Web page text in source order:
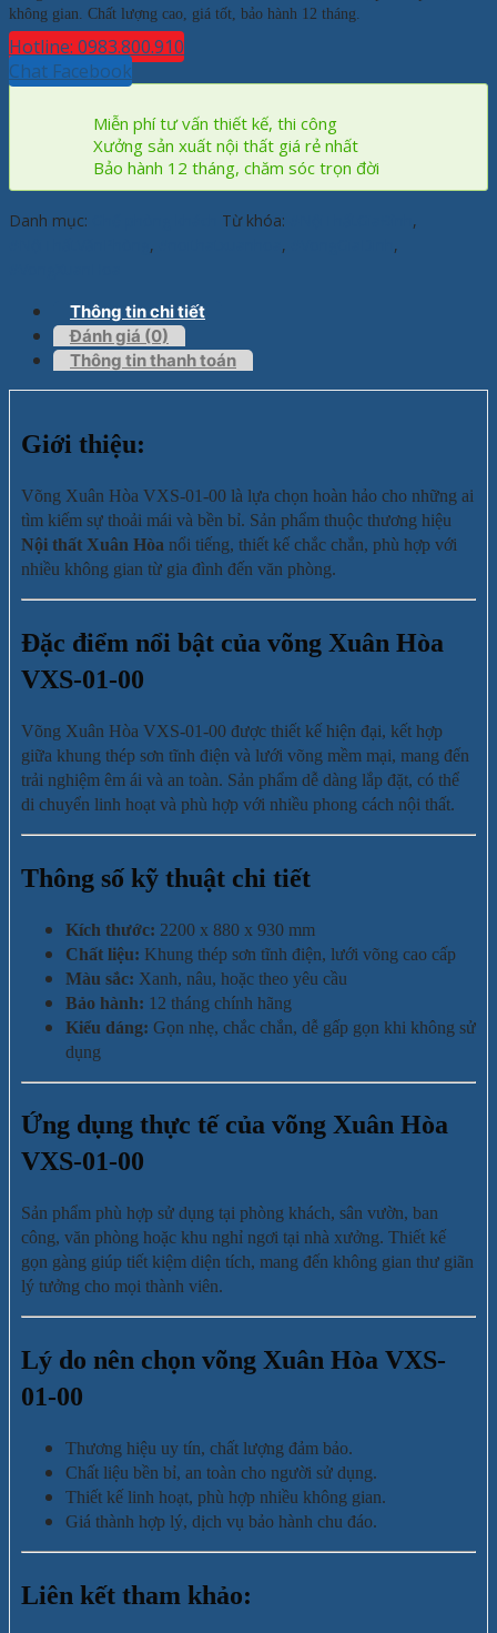
không gian. Chất lượng cao, giá tốt, bảo hành 12 tháng.
Hotline: 0983.800.910
Chat Facebook
Miễn phí tư vấn thiết kế, thi công
Xưởng sản xuất nội thất giá rẻ nhất
Bảo hành 12 tháng, chăm sóc trọn đời
Danh mục: Từ khóa:
,
, ,
,
Thông tin chi tiết
Đánh giá (0)
Thông tin thanh toán
Giới thiệu:
Võng Xuân Hòa VXS-01-00 là lựa chọn hoàn hảo cho những ai
tìm kiếm sự thoải mái và bền bỉ. Sản phẩm thuộc thương hiệu
Nội thất Xuân Hòa nổi tiếng, thiết kế chắc chắn, phù hợp với
nhiều không gian từ gia đình đến văn phòng.
Đặc điểm nổi bật của võng Xuân Hòa
VXS-01-00
Võng Xuân Hòa VXS-01-00 được thiết kế hiện đại, kết hợp
giữa khung thép sơn tĩnh điện và lưới võng mềm mại, mang đến
trải nghiệm êm ái và an toàn. Sản phẩm dễ dàng lắp đặt, có thể
di chuyển linh hoạt và phù hợp với nhiều phong cách nội thất.
Thông số kỹ thuật chi tiết
Kích thước: 2200 x 880 x 930 mm
Chất liệu: Khung thép sơn tĩnh điện, lưới võng cao cấp
Màu sắc: Xanh, nâu, hoặc theo yêu cầu
Bảo hành: 12 tháng chính hãng
Kiểu dáng: Gọn nhẹ, chắc chắn, dễ gấp gọn khi không sử
dụng
Ứng dụng thực tế của võng Xuân Hòa
VXS-01-00
Sản phẩm phù hợp sử dụng tại phòng khách, sân vườn, ban
công, văn phòng hoặc khu nghỉ ngơi tại nhà xưởng. Thiết kế
gọn gàng giúp tiết kiệm diện tích, mang đến không gian thư giãn
lý tưởng cho mọi thành viên.
Lý do nên chọn võng Xuân Hòa VXS-
01-00
Thương hiệu uy tín, chất lượng đảm bảo.
Chất liệu bền bỉ, an toàn cho người sử dụng.
Thiết kế linh hoạt, phù hợp nhiều không gian.
Giá thành hợp lý, dịch vụ bảo hành chu đáo.
Liên kết tham khảo: